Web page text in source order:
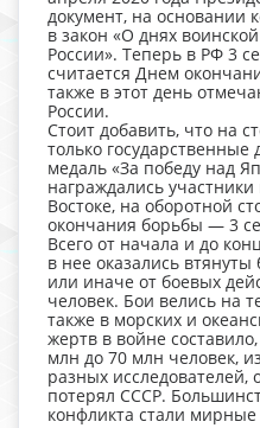
документ, на основании
в закон «О днях
России». Теперь в РФ 3
считается Днем
также в этот день
России.
Стоит добавить, что на
только
медаль «За победу над
награждались
Востоке, на оборотной
окончания борьбы — 3
Всего от начала и до
в нее оказались втянуты
или иначе от боевых
человек. Бои велись на
также в морских и
жертв в войне
млн до 70 млн человек,
разных исследователей,
потерял СССР.
конфликта стали